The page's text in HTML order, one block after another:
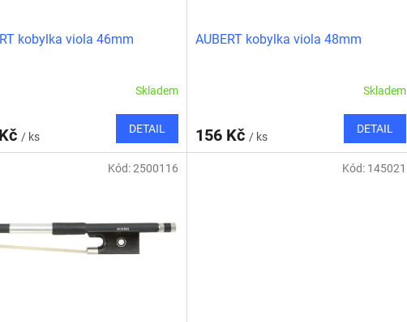
kobylka viola 46mm
Skladem
/ ks
DETAIL
AUBERT kobylka viola 48mm
Skladem
156 Kč / ks
DETAIL
Kód:2500116 Kód: 145021